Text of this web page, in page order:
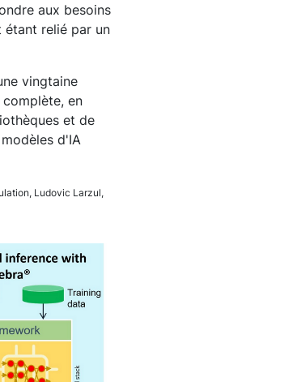
aux besoins
étant relié par un
vingtaine
en
et de
d'IA
Ludovic Larzul,